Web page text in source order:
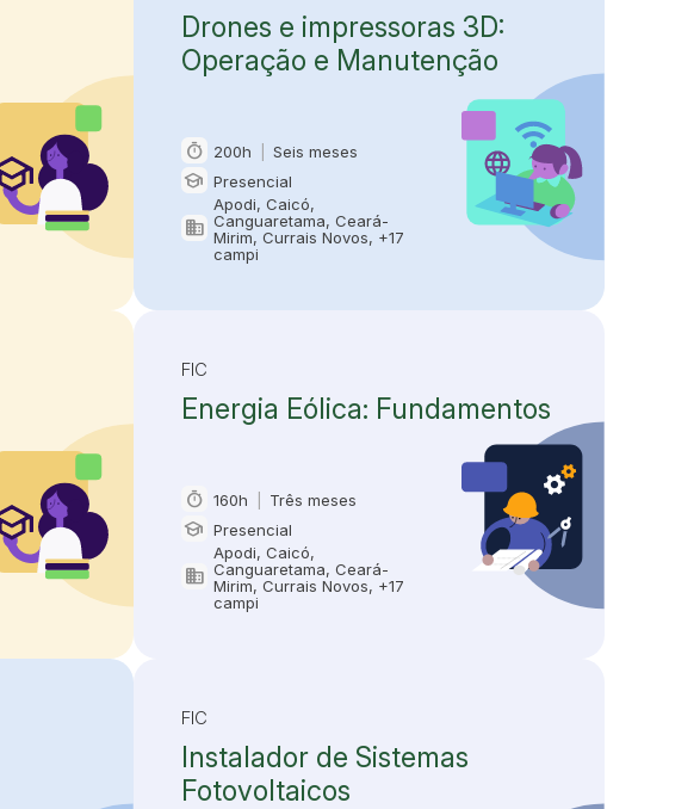
Drones e impressoras 3D:
Operação e Manutenção
timer
Carga horária e duração
200h Seis meses
school
Modalidade
Presencial
domain
Oferta em
Apodi, Caicó,
Canguaretama, Ceará-
Mirim, Currais Novos, +17
campi
FIC
Energia Eólica: Fundamentos
timer
Carga horária e duração
160h Três meses
school
Modalidade
Presencial
domain
Oferta em
Apodi, Caicó,
Canguaretama, Ceará-
Mirim, Currais Novos, +17
campi
FIC
Instalador de Sistemas
Fotovoltaicos